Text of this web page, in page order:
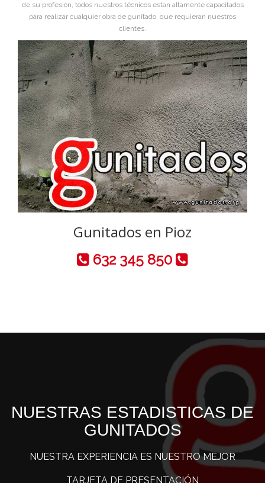
de su profesión, todos nuestros técnicos estan altamente capacitados
para realizar cualquier obra de gunitado, que requieran nuestros
clientes.
Gunitados en Pioz
632 345 850
NUESTRAS ESTADISTICAS DE
GUNITADOS
NUESTRA EXPERIENCIA ES NUESTRO MEJOR
TARJETA DE PRESENTACIÓN